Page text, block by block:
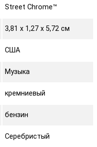
Street Chrome™
3,81 х 1,27 x 5,72 cм
США
Музыка
кремниевый
бензин
Серебристый